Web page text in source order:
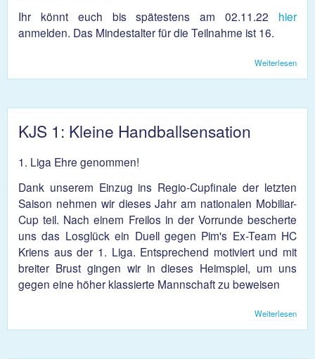
Ihr könnt euch bis spätestens am 02.11.22 hier
anmelden. Das Mindestalter für die Teilnahme ist 16.
Weiterlesen
KJS 1: Kleine Handballsensation
1. Liga Ehre genommen!
Dank unserem Einzug ins Regio-Cupfinale der letzten
Saison nehmen wir dieses Jahr am nationalen Mobiliar-
Cup teil. Nach einem Freilos in der Vorrunde bescherte
uns das Losglück ein Duell gegen Pim's Ex-Team HC
Kriens aus der 1. Liga. Entsprechend motiviert und mit
breiter Brust gingen wir in dieses Heimspiel, um uns
gegen eine höher klassierte Mannschaft zu beweisen
Weiterlesen